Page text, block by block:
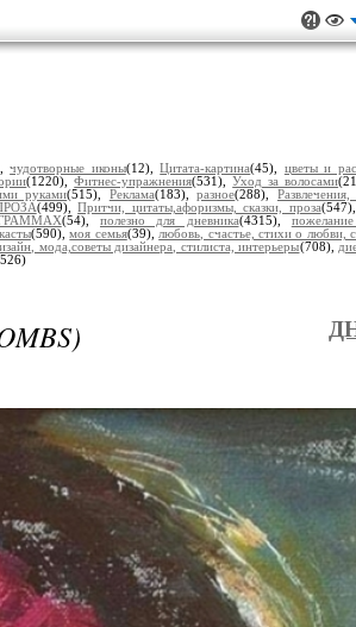
чудотворные иконы(12),Цитата-картина(45), цветы и
(1220),Фитнес-упражнения(531),Уход за волосами
руками(515), Реклама(183),разное(288),
(499),Притчи, цитаты,афоризмы, сказки, проза
(54), полезно для дневника(4315),
(590),моя семья(39), любовь, счастье, стихи о любви,
мода,советы дизайнера, стилиста, интерьеры(708),